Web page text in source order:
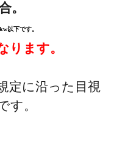
。
以下です。
ります。
定に沿った目視
す。